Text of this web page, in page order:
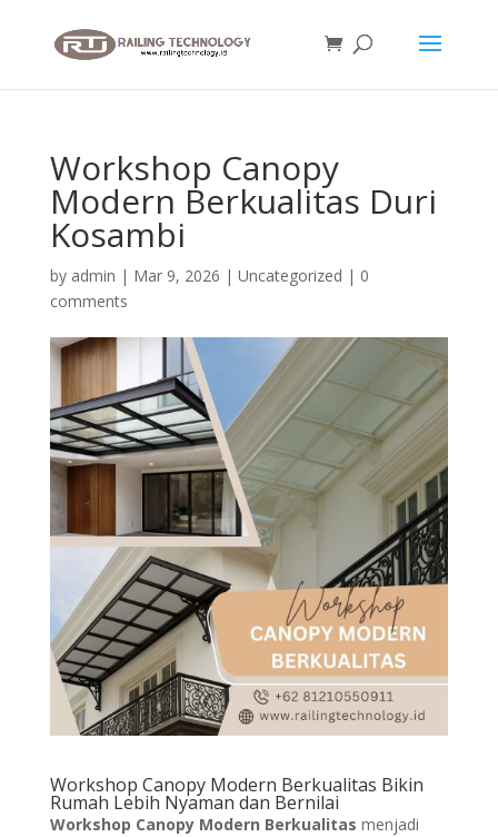
Workshop Canopy
Modern Berkualitas Duri
Kosambi
by admin | Mar 9, 2026 | Uncategorized | 0
comments
Workshop Canopy Modern Berkualitas Bikin
Rumah Lebih Nyaman dan Bernilai
Workshop Canopy Modern Berkualitas menjadi